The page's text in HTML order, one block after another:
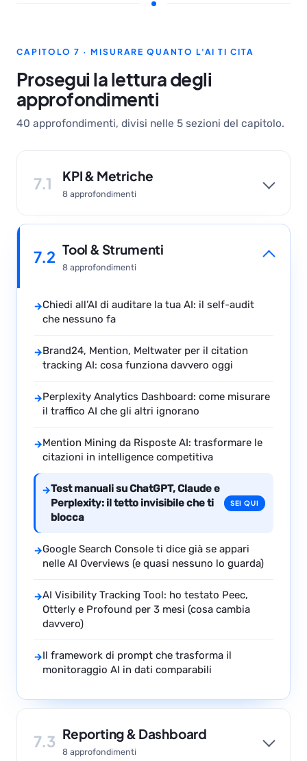
CAPITOLO 7 · MISURARE QUANTO L'AI TI CITA
Prosegui la lettura degli
approfondimenti
40 approfondimenti, divisi nelle 5 sezioni del capitolo.
7.1 KPI & Metriche
8 approfondimenti
7.2 Tool & Strumenti
8 approfondimenti
→Chiedi all’AI di auditare la tua AI: il self-audit
che nessuno fa
→Brand24, Mention, Meltwater per il citation
tracking AI: cosa funziona davvero oggi
→Perplexity Analytics Dashboard: come misurare
il traffico AI che gli altri ignorano
→Mention Mining da Risposte AI: trasformare le
citazioni in intelligence competitiva
→Test manuali su ChatGPT, Claude e
Perplexity: il tetto invisibile che ti
blocca
SEI QUI
→Google Search Console ti dice già se appari
nelle AI Overviews (e quasi nessuno lo guarda)
→AI Visibility Tracking Tool: ho testato Peec,
Otterly e Profound per 3 mesi (cosa cambia
davvero)
→Il framework di prompt che trasforma il
monitoraggio AI in dati comparabili
7.3 Reporting & Dashboard
8 approfondimenti